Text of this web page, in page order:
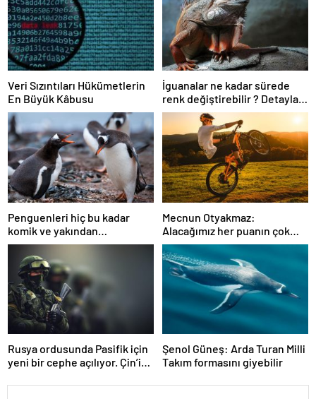
Veri Sızıntıları Hükümetlerin
En Büyük Kâbusu
İguanalar ne kadar sürede
renk değiştirebilir ? Detaylar
burada…
Penguenleri hiç bu kadar
komik ve yakından
görmemiştiniz
Mecnun Otyakmaz:
Alacağımız her puanın çok
önemi var
Rusya ordusunda Pasifik için
yeni bir cephe açılıyor. Çin’in
Şenol Güneş: Arda Turan Milli
Takım formasını giyebilir